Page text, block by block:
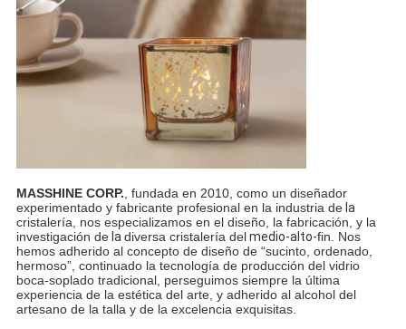
MASSHINE CORP. , fundada en 2010, como un diseñador
experimentado y fabricante profesional en la industria dela
cristalería, nos especializamos en el diseño, la fabricación, y la
investigación dela diversa cristalería delmedio-alto-fin. Nos
hemos adherido al concepto de diseño de “sucinto, ordenado,
hermoso”, continuado la tecnología de producción del vidrio
boca-soplado tradicional, perseguimos siempre la última
experiencia de la estética del arte, y adherido al alcohol del
artesano de la talla y de la excelencia exquisitas.